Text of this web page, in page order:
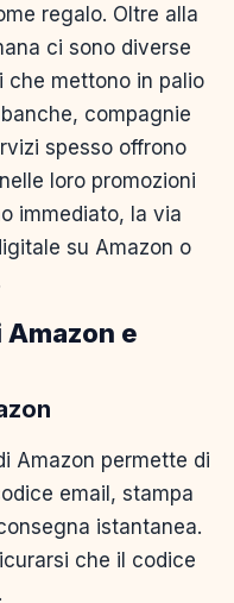
regalo. Oltre alla
ci sono diverse
che mettono in palio
compagnie
spesso offrono
loro promozioni
immediato, la via
su Amazon o
e
Amazon permette di
email, stampa
istantanea.
che il codice